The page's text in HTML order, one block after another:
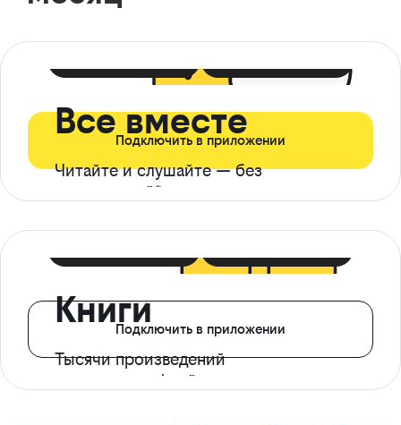
Все вместе
Читайте и слушайте — без
ограничений*
Подключить в приложении
Книги
Тысячи произведений
с доступом офлайн
Подключить в приложении